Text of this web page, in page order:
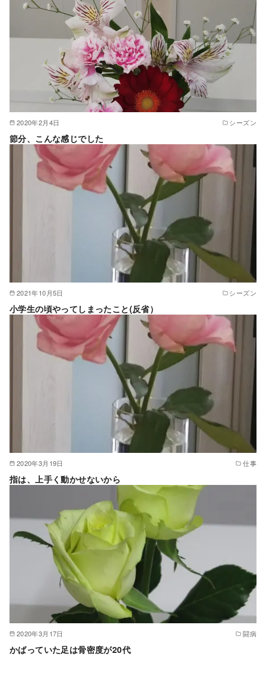
2020年2月4日 シーズン
節分、こんな感じでした
2021年10月5日 シーズン
小学生の頃やってしまったこと(反省）
2020年3月19日 仕事
指は、上手く動かせないから
2020年3月17日 闘病
かばっていた足は骨密度が20代